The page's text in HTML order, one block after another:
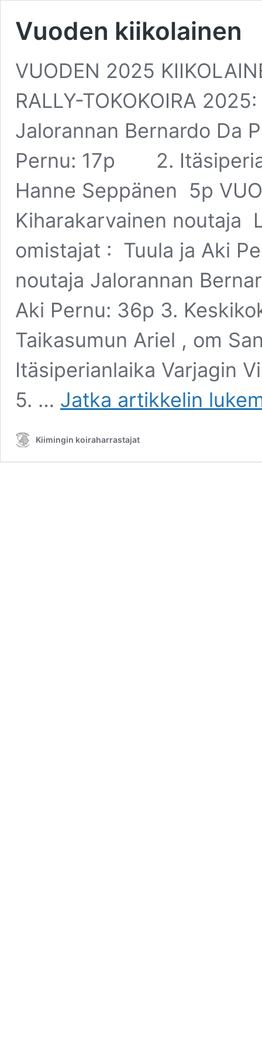
Vuoden kiikolainen
VUODEN 2025
RALLY-TOKOKOIRA
Jalorannan Bernardo Da
Pernu: 17p 2.
Hanne Seppänen 5p
Kiharakarvainen noutaja
omistajat : Tuula ja Aki
noutaja Jalorannan
Aki Pernu: 36p 3.
Taikasumun Ariel , om
Itäsiperianlaika Varjagin
5. … Jatka artikkelin
Vuoden
kiikolainen
Kiimingin koiraharrastajat